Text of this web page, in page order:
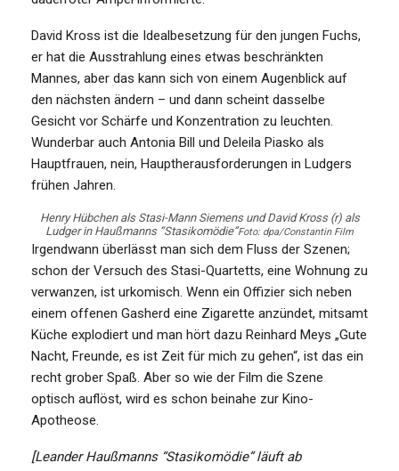
David Kross ist die Idealbesetzung für den jungen Fuchs,
er hat die Ausstrahlung eines etwas beschränkten
Mannes, aber das kann sich von einem Augenblick auf
den nächsten ändern – und dann scheint dasselbe
Gesicht vor Schärfe und Konzentration zu leuchten.
Wunderbar auch Antonia Bill und Deleila Piasko als
Hauptfrauen, nein, Hauptherausforderungen in Ludgers
frühen Jahren.
Henry Hübchen als Stasi-Mann Siemens und David Kross (r) als
Ludger in Haußmanns “Stasikomödie”Foto: dpa/Constantin Film
Irgendwann überlässt man sich dem Fluss der Szenen;
schon der Versuch des Stasi-Quartetts, eine Wohnung zu
verwanzen, ist urkomisch. Wenn ein Offizier sich neben
einem offenen Gasherd eine Zigarette anzündet, mitsamt
Küche explodiert und man hört dazu Reinhard Meys „Gute
Nacht, Freunde, es ist Zeit für mich zu gehen“, ist das ein
recht grober Spaß. Aber so wie der Film die Szene
optisch auflöst, wird es schon beinahe zur Kino-
Apotheose.
[Leander Haußmanns “Stasikomödie” läuft ab